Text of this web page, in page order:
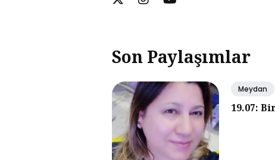
Son Paylaşımlar
Meydan
19.07: